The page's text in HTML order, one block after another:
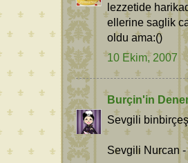
lezzetide
ellerine saglik
oldu ama:()
10 Ekim, 2007
Burçin'in
Sevgili
Sevgili Nurcan